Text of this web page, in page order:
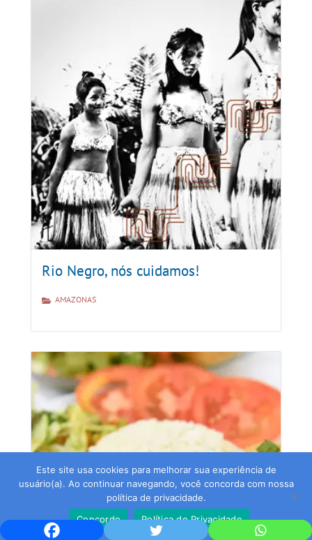
Rio Negro, nós cuidamos!
AMAZONAS
Este site usa cookies para melhorar sua experiência de
usuário(a). Ao continuar navegando, você concorda com nossa
política de privacidade.
Concordo
Política de Privacidade